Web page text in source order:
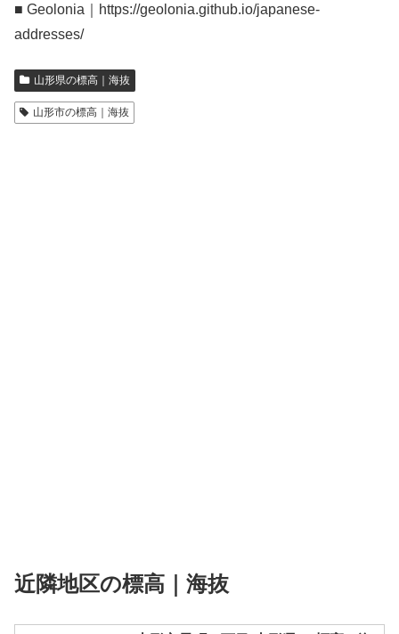
■ Geolonia｜https://geolonia.github.io/japanese-
addresses/
山形県の標高｜海抜
山形市の標高｜海抜
近隣地区の標高｜海抜